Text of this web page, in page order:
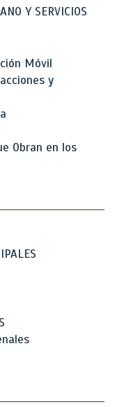
Y SERVICIOS
Móvil
y
Obran en los